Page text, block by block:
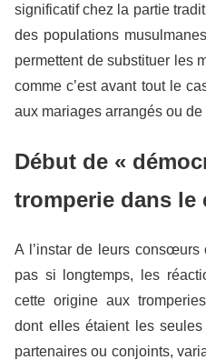
significatif chez la partie
des populations
permettent de substituer les
comme c’est avant tout le
aux mariages arrangés ou de
Début de «
tromperie dans le
A l’instar de leurs consœurs
pas si longtemps, les
cette origine aux
dont elles étaient les
partenaires ou conjoints,